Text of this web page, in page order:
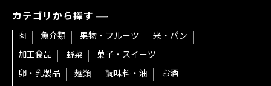
カテゴリから探す
肉 魚介類 果物・フルーツ
米・パン
加工食品
野菜
菓子・スイーツ
卵・乳製品
麺類 調味料・油
お酒